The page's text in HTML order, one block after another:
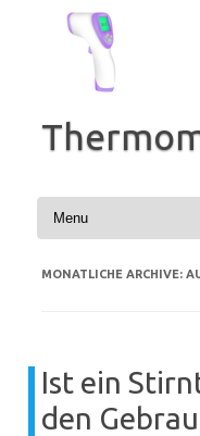
springen
MONATLICHE ARCHIVE:
Ist ein
den